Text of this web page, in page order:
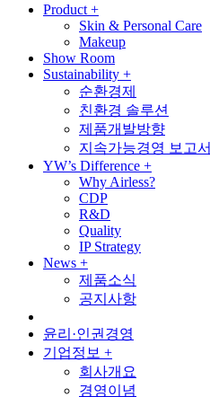
Product +
Skin & Personal Care
Makeup
Show Room
Sustainability +
순환경제
친환경 솔루션
제품개발방향
지속가능경영 보고서
YW’s Difference +
Why Airless?
CDP
R&D
Quality
IP Strategy
News +
제품소식
공지사항
윤리·인권경영
기업정보 +
회사개요
경영이념